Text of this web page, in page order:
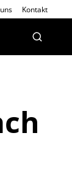
Kontakt